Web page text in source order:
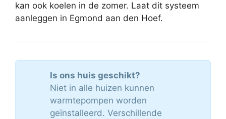
kan ook koelen in de zomer. Laat dit systeem
aanleggen in Egmond aan den Hoef.
Is ons huis geschikt?
Niet in alle huizen kunnen
warmtepompen worden
geïnstalleerd. Verschillende